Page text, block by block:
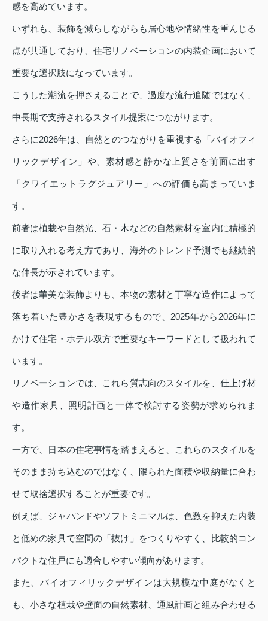
感を高めています。
いずれも、装飾を減らしながらも居心地や情緒性を重んじる
点が共通しており、住宅リノベーションの内装企画において
重要な選択肢になっています。
こうした潮流を押さえることで、過度な流行追随ではなく、
中長期で支持されるスタイル提案につながります。
さらに2026年は、自然とのつながりを重視する「バイオフィ
リックデザイン」や、素材感と静かな上質さを前面に出す
「クワイエットラグジュアリー」への評価も高まっていま
す。
前者は植栽や自然光、石・木などの自然素材を室内に積極的
に取り入れる考え方であり、海外のトレンド予測でも継続的
な伸長が示されています。
後者は華美な装飾よりも、本物の素材と丁寧な造作によって
落ち着いた豊かさを表現するもので、2025年から2026年に
かけて住宅・ホテル双方で重要なキーワードとして扱われて
います。
リノベーションでは、これら質志向のスタイルを、仕上げ材
や造作家具、照明計画と一体で検討する姿勢が求められま
す。
一方で、日本の住宅事情を踏まえると、これらのスタイルを
そのまま持ち込むのではなく、限られた面積や収納量に合わ
せて取捨選択することが重要です。
例えば、ジャパンドやソフトミニマルは、色数を抑えた内装
と低めの家具で空間の「抜け」をつくりやすく、比較的コン
パクトな住戸にも適合しやすい傾向があります。
また、バイオフィリックデザインは大規模な中庭がなくと
も、小さな植栽や壁面の自然素材、通風計画と組み合わせる